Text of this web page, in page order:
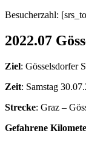
Besucherzahl:
2022.07
Ziel: Gösselsdorfer
Zeit: Samstag
Strecke: Graz –
Gefahrene